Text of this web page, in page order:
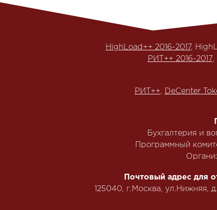
HighLoad++ 2016-2017,
РИТ++ 2016-2017,
РИТ++, DeCenter
Бухгалтерия и
Программный
Почтовый адрес для
125040, г.Москва, ул.Нижняя,